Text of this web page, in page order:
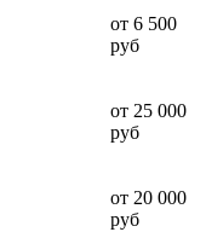
от 6 500
руб
от 25 000
руб
от 20 000
руб